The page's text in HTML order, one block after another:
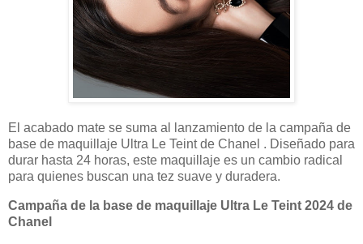
El acabado mate se suma al lanzamiento de la campaña de
base de maquillaje Ultra Le Teint de Chanel . Diseñado para
durar hasta 24 horas, este maquillaje es un cambio radical
para quienes buscan una tez suave y duradera.
Campaña de la base de maquillaje Ultra Le Teint 2024 de
Chanel